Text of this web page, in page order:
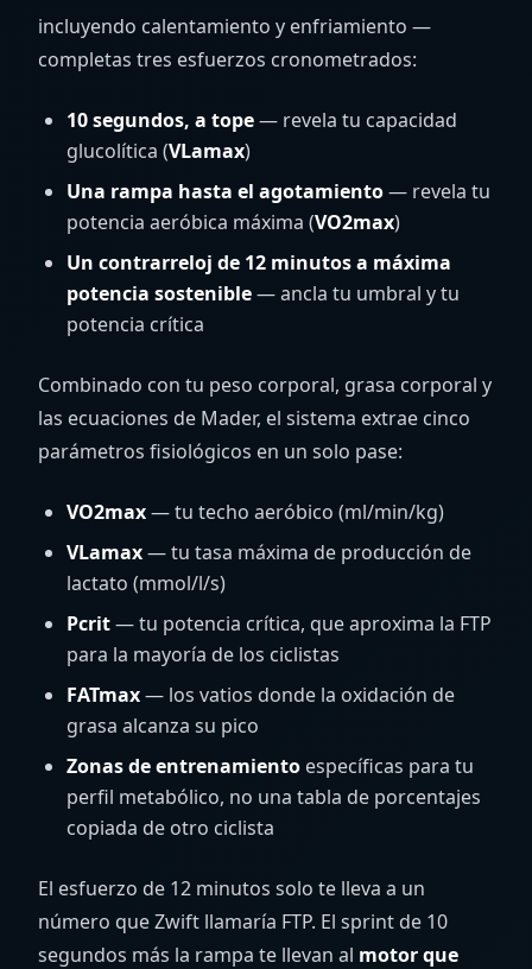
incluyendo calentamiento y enfriamiento —
completas tres esfuerzos cronometrados:
10 segundos, a tope— revela tu capacidad
glucolítica (VLamax)
Una rampa hasta el agotamiento— revela tu
potencia aeróbica máxima (VO2max)
Un contrarreloj de 12 minutos a máxima
potencia sostenible— ancla tu umbral y tu
potencia crítica
Combinado con tu peso corporal, grasa corporal y
las ecuaciones de Mader, el sistema extrae cinco
parámetros fisiológicos en un solo pase:
VO2max— tu techo aeróbico (ml/min/kg)
VLamax— tu tasa máxima de producción de
lactato (mmol/l/s)
Pcrit— tu potencia crítica, que aproxima la FTP
para la mayoría de los ciclistas
FATmax— los vatios donde la oxidación de
grasa alcanza su pico
Zonas de entrenamiento específicas para tu
perfil metabólico, no una tabla de porcentajes
copiada de otro ciclista
El esfuerzo de 12 minutos solo te lleva a un
número que Zwift llamaría FTP. El sprint de 10
segundos más la rampa te llevan al motor que